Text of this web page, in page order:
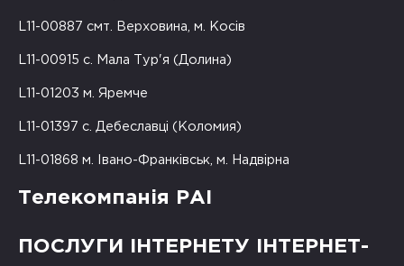
L11-00887 смт. Верховина, м. Косів
L11-00915 с. Мала Тур'я (Долина)
L11-01203 м. Яремче
L11-01397 с. Дебеславці (Коломия)
L11-01868 м. Івано-Франківськ, м. Надвірна
Телекомпанія РАІ
ПОСЛУГИ ІНТЕРНЕТУ ІНТЕРНЕТ-